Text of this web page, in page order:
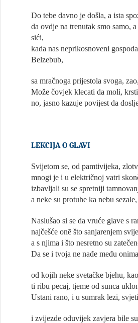
Do tebe davno je došla, a ista
da ovdje na trenutak smo samo,
sići,
kada nas neprikosnoveni
Belzebub,
sa mračnoga prijestola svoga,
Može čovjek klecati da moli,
no, jasno kazuje povijest da
LEKCIJA O GLAVI
Svijetom se, od pamtivijeka,
mnogi je i u električnoj vatri
izbavljali su se spretniji
a neke su protuhe ka nebu
Naslušao si se da vruće glave s
najčešće onē što sanjarenjem
a s njima i što nesretno su
Da se i tvoja ne nađe među
od kojih neke svetačke bjehu,
ti ribu pecaj, tjeme od sunca
Ustani rano, i u sumrak lezi,
i zvijezde oduvijek zavjera bile